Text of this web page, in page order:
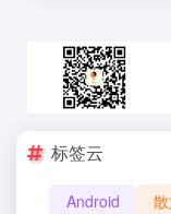
标签云
Android